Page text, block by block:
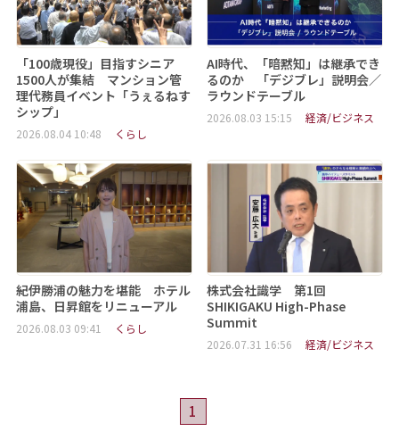
「100歳現役」目指すシニア
1500人が集結 マンション管
理代務員イベント「うぇるねす
シップ」
2026.08.04 10:48 くらし
AI時代、「暗黙知」は継承でき
るのか 「デジブレ」説明会／
ラウンドテーブル
2026.08.03 15:15 経済/ビジネス
紀伊勝浦の魅力を堪能 ホテル
浦島、日昇館をリニューアル
2026.08.03 09:41 くらし
株式会社識学 第1回
SHIKIGAKU High-Phase
Summit
2026.07.31 16:56 経済/ビジネス
1